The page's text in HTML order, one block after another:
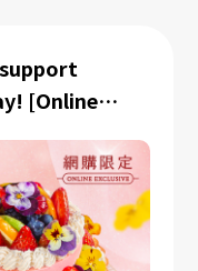
[Online
Cake Tart